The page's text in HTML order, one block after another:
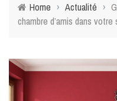
Home › Actualité ›
chambre d’amis dans votre